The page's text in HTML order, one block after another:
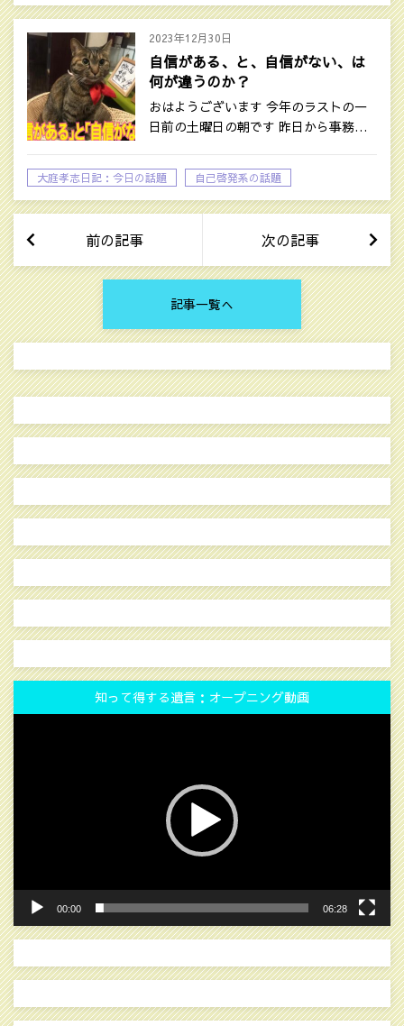
2023年12月30日
自信がある、と、自信がない、は
何が違うのか？
おはようございます 今年のラストの一
日前の土曜日の朝です 昨日から事務…
大庭孝志日記：今日の話題 自己啓発系の話題
前の記事 次の記事
記事一覧へ
知って得する遺言：オープニング動画
動
画
プ
レ
ー
ヤ
ー
00:00 06:28